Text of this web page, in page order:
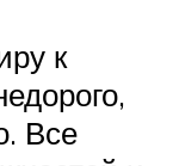
к
Все